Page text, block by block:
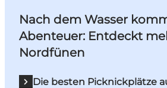
Nach dem Wasser
Abenteuer: Entdeckt
Nordfünen
Die besten Picknickplätze